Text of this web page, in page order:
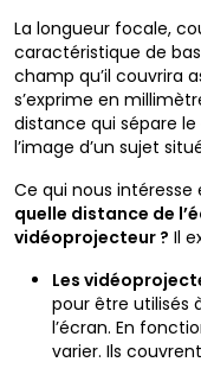
La longueur focale,
caractéristique de
champ qu’il couvrira
s’exprime en
distance qui sépare
l’image d’un sujet
Ce qui nous intéresse
quelle distance de
vidéoprojecteur ? Il
Les
pour être utilisés
l’écran. En
varier. Ils